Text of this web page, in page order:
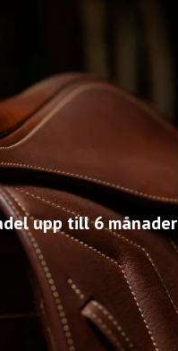
upp till 6 månader